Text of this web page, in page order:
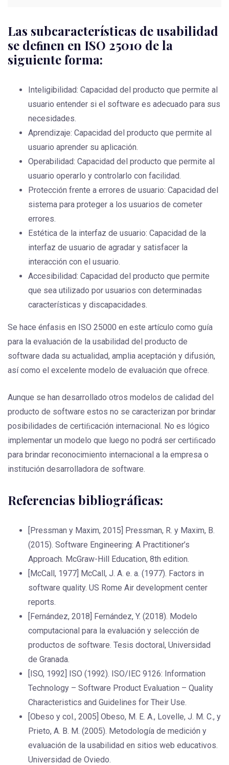
Las subcaracterísticas de usabilidad
se deﬁnen en ISO 25010 de la
siguiente forma:
Inteligibilidad: Capacidad del producto que permite al
usuario entender si el software es adecuado para sus
necesidades.
Aprendizaje: Capacidad del producto que permite al
usuario aprender su aplicación.
Operabilidad: Capacidad del producto que permite al
usuario operarlo y controlarlo con facilidad.
Protección frente a errores de usuario: Capacidad del
sistema para proteger a los usuarios de cometer
errores.
Estética de la interfaz de usuario: Capacidad de la
interfaz de usuario de agradar y satisfacer la
interacción con el usuario.
Accesibilidad: Capacidad del producto que permite
que sea utilizado por usuarios con determinadas
características y discapacidades.
Se hace énfasis en ISO 25000 en este artículo como guía
para la evaluación de la usabilidad del producto de
software dada su actualidad, amplia aceptación y difusión,
así como el excelente modelo de evaluación que ofrece.
Aunque se han desarrollado otros modelos de calidad del
producto de software estos no se caracterizan por brindar
posibilidades de certiﬁcación internacional. No es lógico
implementar un modelo que luego no podrá ser certiﬁcado
para brindar reconocimiento internacional a la empresa o
institución desarrolladora de software.
Referencias bibliográficas:
[Pressman y Maxim, 2015] Pressman, R. y Maxim, B.
(2015). Software Engineering: A Practitioner’s
Approach. McGraw-Hill Education, 8th edition.
[McCall, 1977] McCall, J. A. e. a. (1977). Factors in
software quality. US Rome Air development center
reports.
[Fernández, 2018] Fernández, Y. (2018). Modelo
computacional para la evaluación y selección de
productos de software. Tesis doctoral, Universidad
de Granada.
[ISO, 1992] ISO (1992). ISO/IEC 9126: Information
Technology – Software Product Evaluation – Quality
Characteristics and Guidelines for Their Use.
[Obeso y col., 2005] Obeso, M. E. A., Lovelle, J. M. C., y
Prieto, A. B. M. (2005). Metodología de medición y
evaluación de la usabilidad en sitios web educativos.
Universidad de Oviedo.